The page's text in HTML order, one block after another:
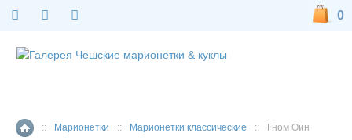
Главная страница
:: Марионетки :: Марионетки классические ::
Гном Оин
0